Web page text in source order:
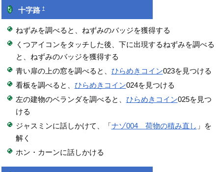
十字路 †
ねずみを調べると、ねずみのバッジを獲得する
くつアイコンをタッチした後、下に出現するねずみを調べる
と、ねずみのバッジを獲得する
青い扉の上の窓を調べると、 ひらめきコイン023を見つける
看板を調べると、 ひらめきコイン024を見つける
左の建物のベランダを調べると、 ひらめきコイン025を見つ
ける
ジャスミンに話しかけて、「ナゾ004 荷物の積み直し 」を
解く
ホン・カーンに話しかける